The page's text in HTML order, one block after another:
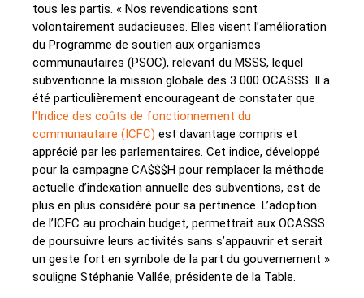
tous les partis. « Nos revendications sont
volontairement audacieuses. Elles visent l’amélioration
du Programme de soutien aux organismes
communautaires (PSOC), relevant du MSSS, lequel
subventionne la mission globale des 3 000 OCASSS. Il a
été particulièrement encourageant de constater que
l’Indice des coûts de fonctionnement du
communautaire (ICFC) est davantage compris et
apprécié par les parlementaires. Cet indice, développé
pour la campagne CA$$$H pour remplacer la méthode
actuelle d’indexation annuelle des subventions, est de
plus en plus considéré pour sa pertinence. L’adoption
de l’ICFC au prochain budget, permettrait aux OCASSS
de poursuivre leurs activités sans s’appauvrir et serait
un geste fort en symbole de la part du gouvernement »
souligne Stéphanie Vallée, présidente de la Table.